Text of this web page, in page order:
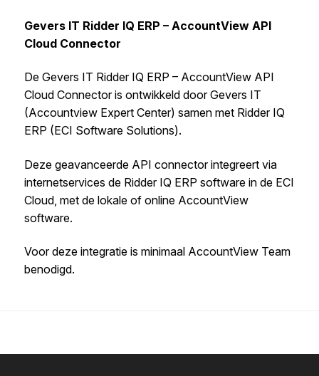
Gevers IT Ridder IQ ERP – AccountView API
Cloud Connector
De Gevers IT Ridder IQ ERP – AccountView API
Cloud Connector is ontwikkeld door Gevers IT
(Accountview Expert Center) samen met Ridder IQ
ERP (ECI Software Solutions).
Deze geavanceerde API connector integreert via
internetservices de Ridder IQ ERP software in de ECI
Cloud, met de lokale of online AccountView
software.
Voor deze integratie is minimaal AccountView Team
benodigd.